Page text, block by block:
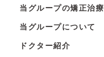
当グループの矯正治療
当グループについて
ドクター紹介